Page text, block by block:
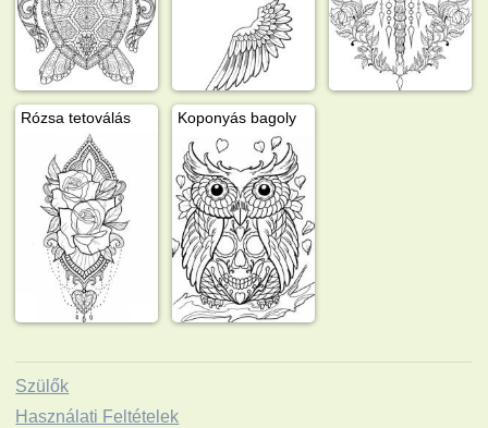
Rózsa tetoválás Koponyás bagoly
Szülők
Használati Feltételek